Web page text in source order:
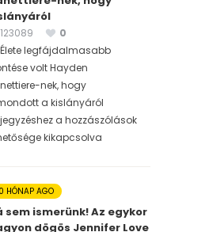
123089
0
Élete legfájdalmasabb
volt Hayden
nek, hogy
a kislányáról
a hozzászólások
kikapcsolva
HÓNAP AGO
sem ismerünk! Az egykor
dögös Jennifer Love